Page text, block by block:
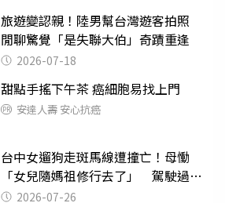
旅遊變認親！陸男幫台灣遊客拍照
閒聊驚覺「是失聯大伯」奇蹟重逢
2026-07-18
甜點手搖下午茶 癌細胞易找上門
安達人壽 安心抗癌
台中女遛狗走斑馬線遭撞亡！母慟
「女兒隨媽祖修行去了」 駕駛過失
致死判9月
2026-07-26